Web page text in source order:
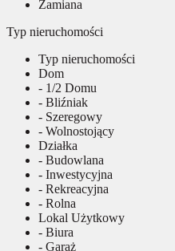
Zamiana
Typ nieruchomości
Typ nieruchomości
Dom
- 1/2 Domu
- Bliźniak
- Szeregowy
- Wolnostojący
Działka
- Budowlana
- Inwestycyjna
- Rekreacyjna
- Rolna
Lokal Użytkowy
- Biura
- Garaż